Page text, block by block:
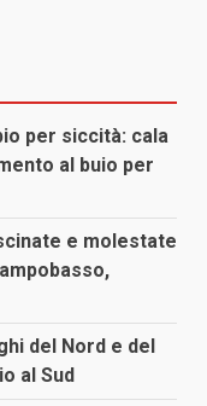
per siccità: cala
al buio per
e molestate
del Nord e del
al Sud